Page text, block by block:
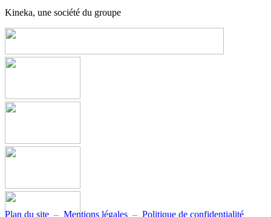
Kineka, une société du groupe
Plan du site – Mentions légales – Politique de confidentialité